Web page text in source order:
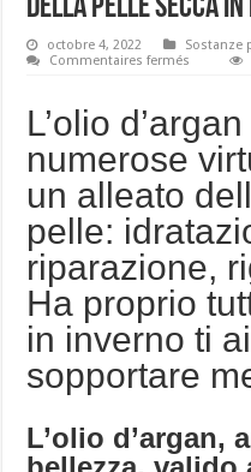
della pelle secca
octobre 4, 2022
Sostanze
Commentaires fermés
l’incubo
della
pelle
secca
in
inverno
L’olio
numerose
un alleato
pelle:
riparazione,
Ha proprio
in inverno ti
sopportare
L’olio d’argan,